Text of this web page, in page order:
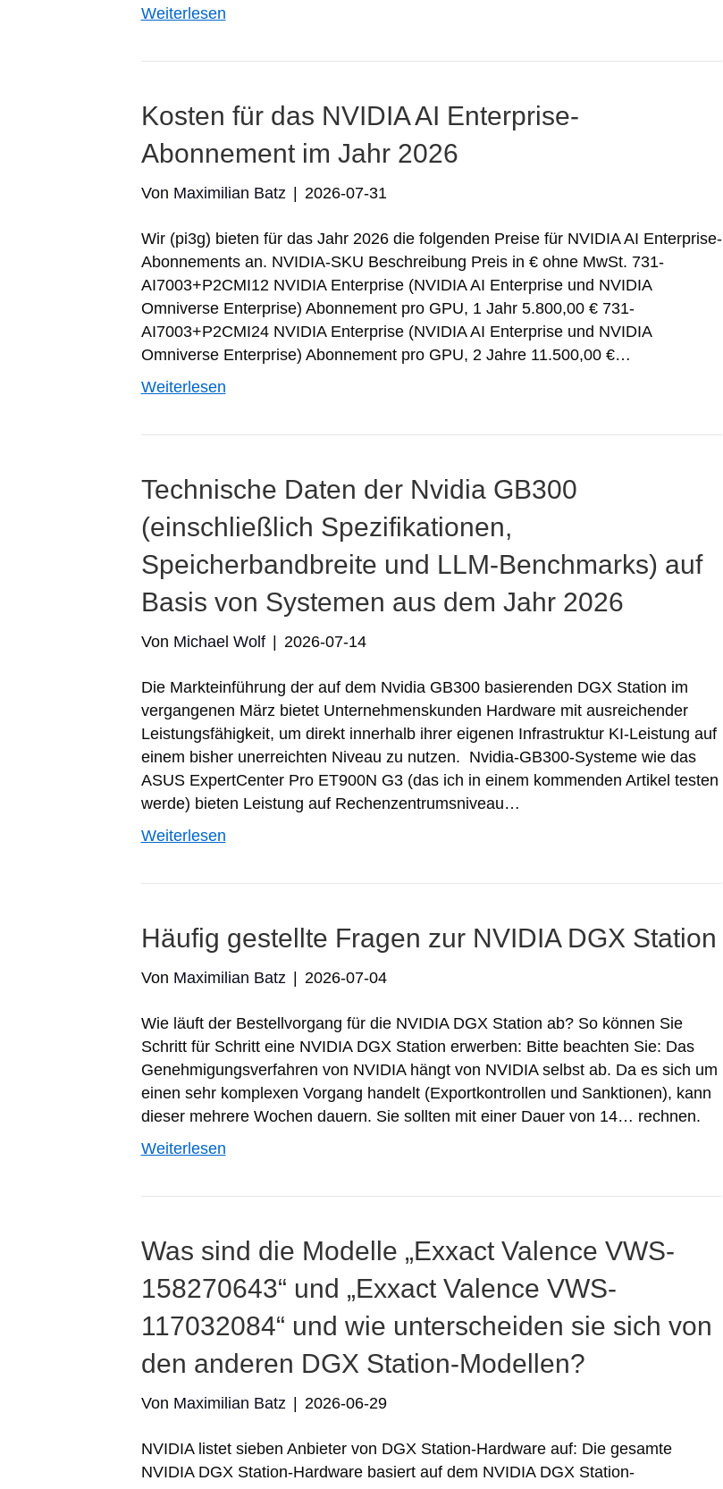
Weiterlesen
Kosten für das NVIDIA AI Enterprise-
Abonnement im Jahr 2026
Von Maximilian Batz 2026-07-31
Wir (pi3g) bieten für das Jahr 2026 die folgenden Preise für NVIDIA AI Enterprise-
Abonnements an. NVIDIA-SKU Beschreibung Preis in € ohne MwSt. 731-
AI7003+P2CMI12 NVIDIA Enterprise (NVIDIA AI Enterprise und NVIDIA
Omniverse Enterprise) Abonnement pro GPU, 1 Jahr 5.800,00 € 731-
AI7003+P2CMI24 NVIDIA Enterprise (NVIDIA AI Enterprise und NVIDIA
Omniverse Enterprise) Abonnement pro GPU, 2 Jahre 11.500,00 €…
Weiterlesen
Technische Daten der Nvidia GB300
(einschließlich Spezifikationen,
Speicherbandbreite und LLM-Benchmarks) auf
Basis von Systemen aus dem Jahr 2026
Von Michael Wolf 2026-07-14
Die Markteinführung der auf dem Nvidia GB300 basierenden DGX Station im
vergangenen März bietet Unternehmenskunden Hardware mit ausreichender
Leistungsfähigkeit, um direkt innerhalb ihrer eigenen Infrastruktur KI-Leistung auf
einem bisher unerreichten Niveau zu nutzen. Nvidia-GB300-Systeme wie das
ASUS ExpertCenter Pro ET900N G3 (das ich in einem kommenden Artikel testen
werde) bieten Leistung auf Rechenzentrumsniveau…
Weiterlesen
Häufig gestellte Fragen zur NVIDIA DGX Station
Von Maximilian Batz 2026-07-04
Wie läuft der Bestellvorgang für die NVIDIA DGX Station ab? So können Sie
Schritt für Schritt eine NVIDIA DGX Station erwerben: Bitte beachten Sie: Das
Genehmigungsverfahren von NVIDIA hängt von NVIDIA selbst ab. Da es sich um
einen sehr komplexen Vorgang handelt (Exportkontrollen und Sanktionen), kann
dieser mehrere Wochen dauern. Sie sollten mit einer Dauer von 14… rechnen.
Weiterlesen
Was sind die Modelle „Exxact Valence VWS-
158270643“ und „Exxact Valence VWS-
117032084“ und wie unterscheiden sie sich von
den anderen DGX Station-Modellen?
Von Maximilian Batz 2026-06-29
NVIDIA listet sieben Anbieter von DGX Station-Hardware auf: Die gesamte
NVIDIA DGX Station-Hardware basiert auf dem NVIDIA DGX Station-